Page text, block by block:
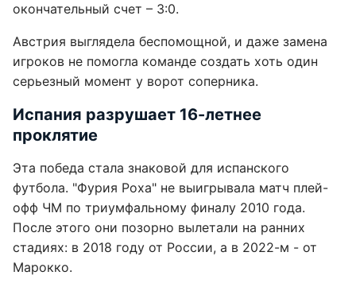
окончательный счет – 3:0.
Австрия выглядела беспомощной, и даже замена
игроков не помогла команде создать хоть один
серьезный момент у ворот соперника.
Испания разрушает 16-летнее
проклятие
Эта победа стала знаковой для испанского
футбола. "Фурия Роха" не выигрывала матч плей-
офф ЧМ по триумфальному финалу 2010 года.
После этого они позорно вылетали на ранних
стадиях: в 2018 году от России, а в 2022-м - от
Марокко.